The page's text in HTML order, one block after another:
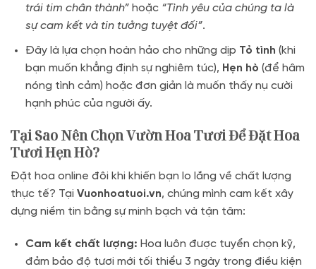
trái tim chân thành”hoặc “Tình yêu của chúng ta là
sự cam kết và tin tưởng tuyệt đối”.
Đây là lựa chọn hoàn hảo cho những dịp Tỏ tình (khi
bạn muốn khẳng định sự nghiêm túc), Hẹn hò (để hâm
nóng tình cảm) hoặc đơn giản là muốn thấy nụ cười
hạnh phúc của người ấy.
Tại Sao Nên Chọn Vườn Hoa Tươi Để Đặt Hoa
Tươi Hẹn Hò?
Đặt hoa online đôi khi khiến bạn lo lắng về chất lượng
thực tế? Tại Vuonhoatuoi.vn, chúng mình cam kết xây
dựng niềm tin bằng sự minh bạch và tận tâm:
Cam kết chất lượng: Hoa luôn được tuyển chọn kỹ,
đảm bảo độ tươi mới tối thiểu 3 ngày trong điều kiện